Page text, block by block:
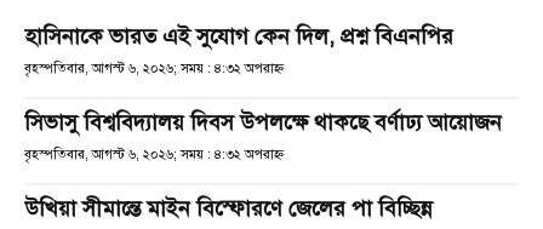
হাসিনাকে ভারত এই সুযোগ কেন দিল, প্রশ্ন বিএনপির
বৃহস্পতিবার, আগস্ট ৬, ২০২৬; সময় : ৪:৩২ অপরাহ্ণ
সিভাসু বিশ্ববিদ্যালয় দিবস উপলক্ষে থাকছে বর্ণাঢ্য আয়োজন
বৃহস্পতিবার, আগস্ট ৬, ২০২৬; সময় : ৪:৩২ অপরাহ্ণ
উখিয়া সীমান্তে মাইন বিস্ফোরণে জেলের পা বিচ্ছিন্ন